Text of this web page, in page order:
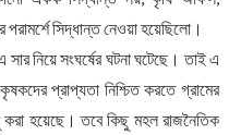
সিদ্ধান্ত নেওয়া হয়েছিলো।
নিয়ে সংঘর্ষের ঘটনা ঘটেছে। তাই এ
প্রাপ্যতা নিশ্চিত করতে গ্রামের
হয়েছে। তবে কিছু মহল রাজনৈতিক